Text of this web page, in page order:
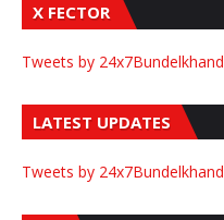
X FECTOR
Tweets by 24x7Bundelkhand
LATEST UPDATES
Tweets by 24x7Bundelkhand